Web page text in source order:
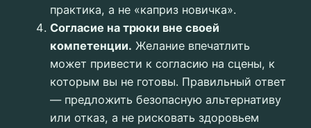
практика, а не «каприз новичка».
Согласие на трюки вне своей
компетенции. Желание впечатлить
может привести к согласию на сцены, к
которым вы не готовы. Правильный ответ
— предложить безопасную альтернативу
или отказ, а не рисковать здоровьем